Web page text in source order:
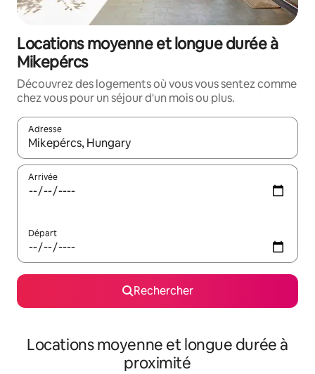
Locations moyenne et longue durée à
Mikepércs
Découvrez des logements où vous vous sentez comme
chez vous pour un séjour d'un mois ou plus.
Adresse
Lorsque les résultats s'affichent, utilisez les flèches vers le
Arrivée
Départ
Rechercher
Locations moyenne et longue durée à
proximité